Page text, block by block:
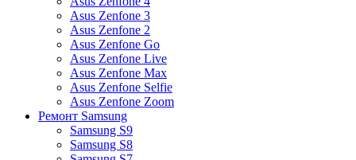
Asus Zenfone 3
Asus Zenfone 2
Asus Zenfone Go
Asus Zenfone Live
Asus Zenfone Max
Asus Zenfone Selfie
Asus Zenfone Zoom
Ремонт Samsung
Samsung S9
Samsung S8